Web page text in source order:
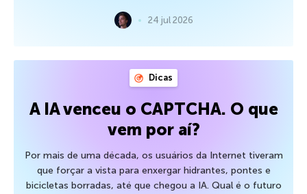
24 jul 2026
Dicas
A IA venceu o CAPTCHA. O que
vem por aí?
Por mais de uma década, os usuários da Internet tiveram
que forçar a vista para enxergar hidrantes, pontes e
bicicletas borradas, até que chegou a IA. Qual é o futuro